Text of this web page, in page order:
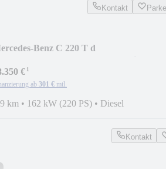
Kontakt
Benz C 220 T d
€¹
ab 301 € mtl.
km • 162 kW (220 PS) • Diesel
Kontakt